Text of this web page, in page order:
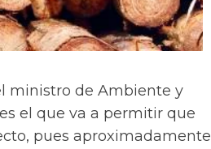
ministro de Ambiente y
el que va a permitir que
pues aproximadamente